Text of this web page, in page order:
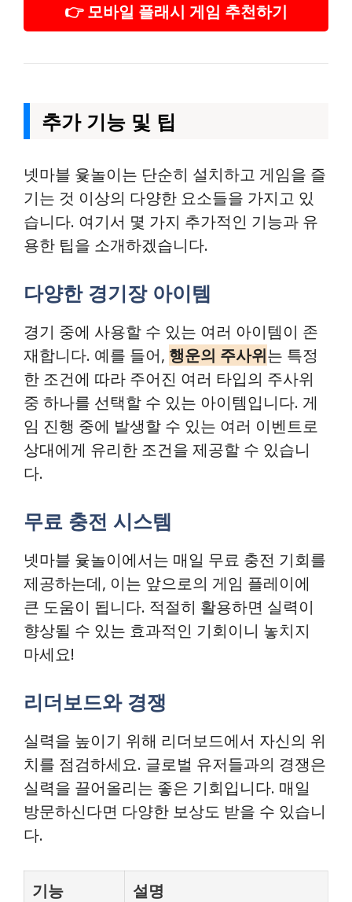
👉 모바일 플래시 게임 추천하기
추가 기능 및 팁
넷마블 윷놀이는 단순히 설치하고 게임을 즐
기는 것 이상의 다양한 요소들을 가지고 있
습니다. 여기서 몇 가지 추가적인 기능과 유
용한 팁을 소개하겠습니다.
다양한 경기장 아이템
경기 중에 사용할 수 있는 여러 아이템이 존
재합니다. 예를 들어, 행운의 주사위는 특정
한 조건에 따라 주어진 여러 타입의 주사위
중 하나를 선택할 수 있는 아이템입니다. 게
임 진행 중에 발생할 수 있는 여러 이벤트로
상대에게 유리한 조건을 제공할 수 있습니
다.
무료 충전 시스템
넷마블 윷놀이에서는 매일 무료 충전 기회를
제공하는데, 이는 앞으로의 게임 플레이에
큰 도움이 됩니다. 적절히 활용하면 실력이
향상될 수 있는 효과적인 기회이니 놓치지
마세요!
리더보드와 경쟁
실력을 높이기 위해 리더보드에서 자신의 위
치를 점검하세요. 글로벌 유저들과의 경쟁은
실력을 끌어올리는 좋은 기회입니다. 매일
방문하신다면 다양한 보상도 받을 수 있습니
다.
기능
설명